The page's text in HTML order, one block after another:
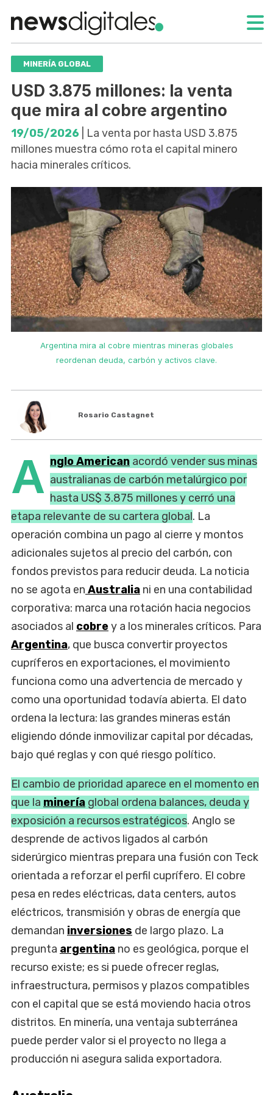
MINERÍA GLOBAL
USD 3.875 millones: la venta
que mira al cobre argentino
19/05/2026 | La venta por hasta USD 3.875
millones muestra cómo rota el capital minero
hacia minerales críticos.
Argentina mira al cobre mientras mineras globales
reordenan deuda, carbón y activos clave.
Rosario Castagnet
A nglo American acordó vender sus minas
australianas de carbón metalúrgico por
hasta US$ 3.875 millones y cerró una
etapa relevante de su cartera global. La
operación combina un pago al cierre y montos
adicionales sujetos al precio del carbón, con
fondos previstos para reducir deuda. La noticia
no se agota en Australia ni en una contabilidad
corporativa: marca una rotación hacia negocios
asociados al cobrey a los minerales críticos. Para
Argentina, que busca convertir proyectos
cupríferos en exportaciones, el movimiento
funciona como una advertencia de mercado y
como una oportunidad todavía abierta. El dato
ordena la lectura: las grandes mineras están
eligiendo dónde inmovilizar capital por décadas,
bajo qué reglas y con qué riesgo político.
El cambio de prioridad aparece en el momento en
que la minería global ordena balances, deuda y
exposición a recursos estratégicos. Anglo se
desprende de activos ligados al carbón
siderúrgico mientras prepara una fusión con Teck
orientada a reforzar el perfil cuprífero. El cobre
pesa en redes eléctricas, data centers, autos
eléctricos, transmisión y obras de energía que
demandan inversiones de largo plazo. La
pregunta argentina no es geológica, porque el
recurso existe; es si puede ofrecer reglas,
infraestructura, permisos y plazos compatibles
con el capital que se está moviendo hacia otros
distritos. En minería, una ventaja subterránea
puede perder valor si el proyecto no llega a
producción ni asegura salida exportadora.